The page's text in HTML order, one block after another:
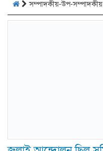
সম্পাদকীয়-উপ-সম্পাদকীয়